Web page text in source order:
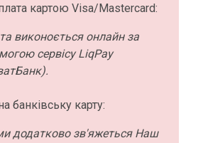
картою Visa/Mastercard:
виконоється онлайн за
сервісу LiqPay
банківську карту:
додатково зв'яжеться Наш